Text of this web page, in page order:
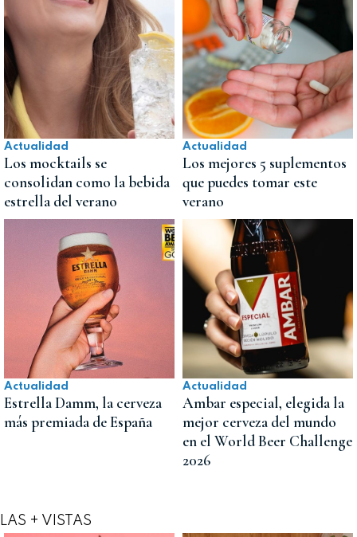
Actualidad
Los mocktails se
consolidan como la bebida
estrella del verano
Actualidad
Los mejores 5 suplementos
que puedes tomar este
verano
Actualidad
Estrella Damm, la cerveza
más premiada de España
Actualidad
Ambar especial, elegida la
mejor cerveza del mundo
en el World Beer Challenge
2026
LAS + VISTAS